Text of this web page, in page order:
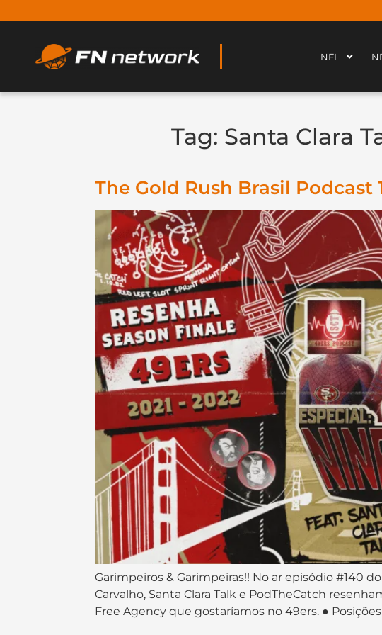
NFL
Tag: Santa Clara
The Gold Rush Brasil Podcast
Garimpeiros & Garimpeiras!! No ar episódio #140
Carvalho, Santa Clara Talk e PodTheCatch
Free Agency que gostaríamos no 49ers. ●